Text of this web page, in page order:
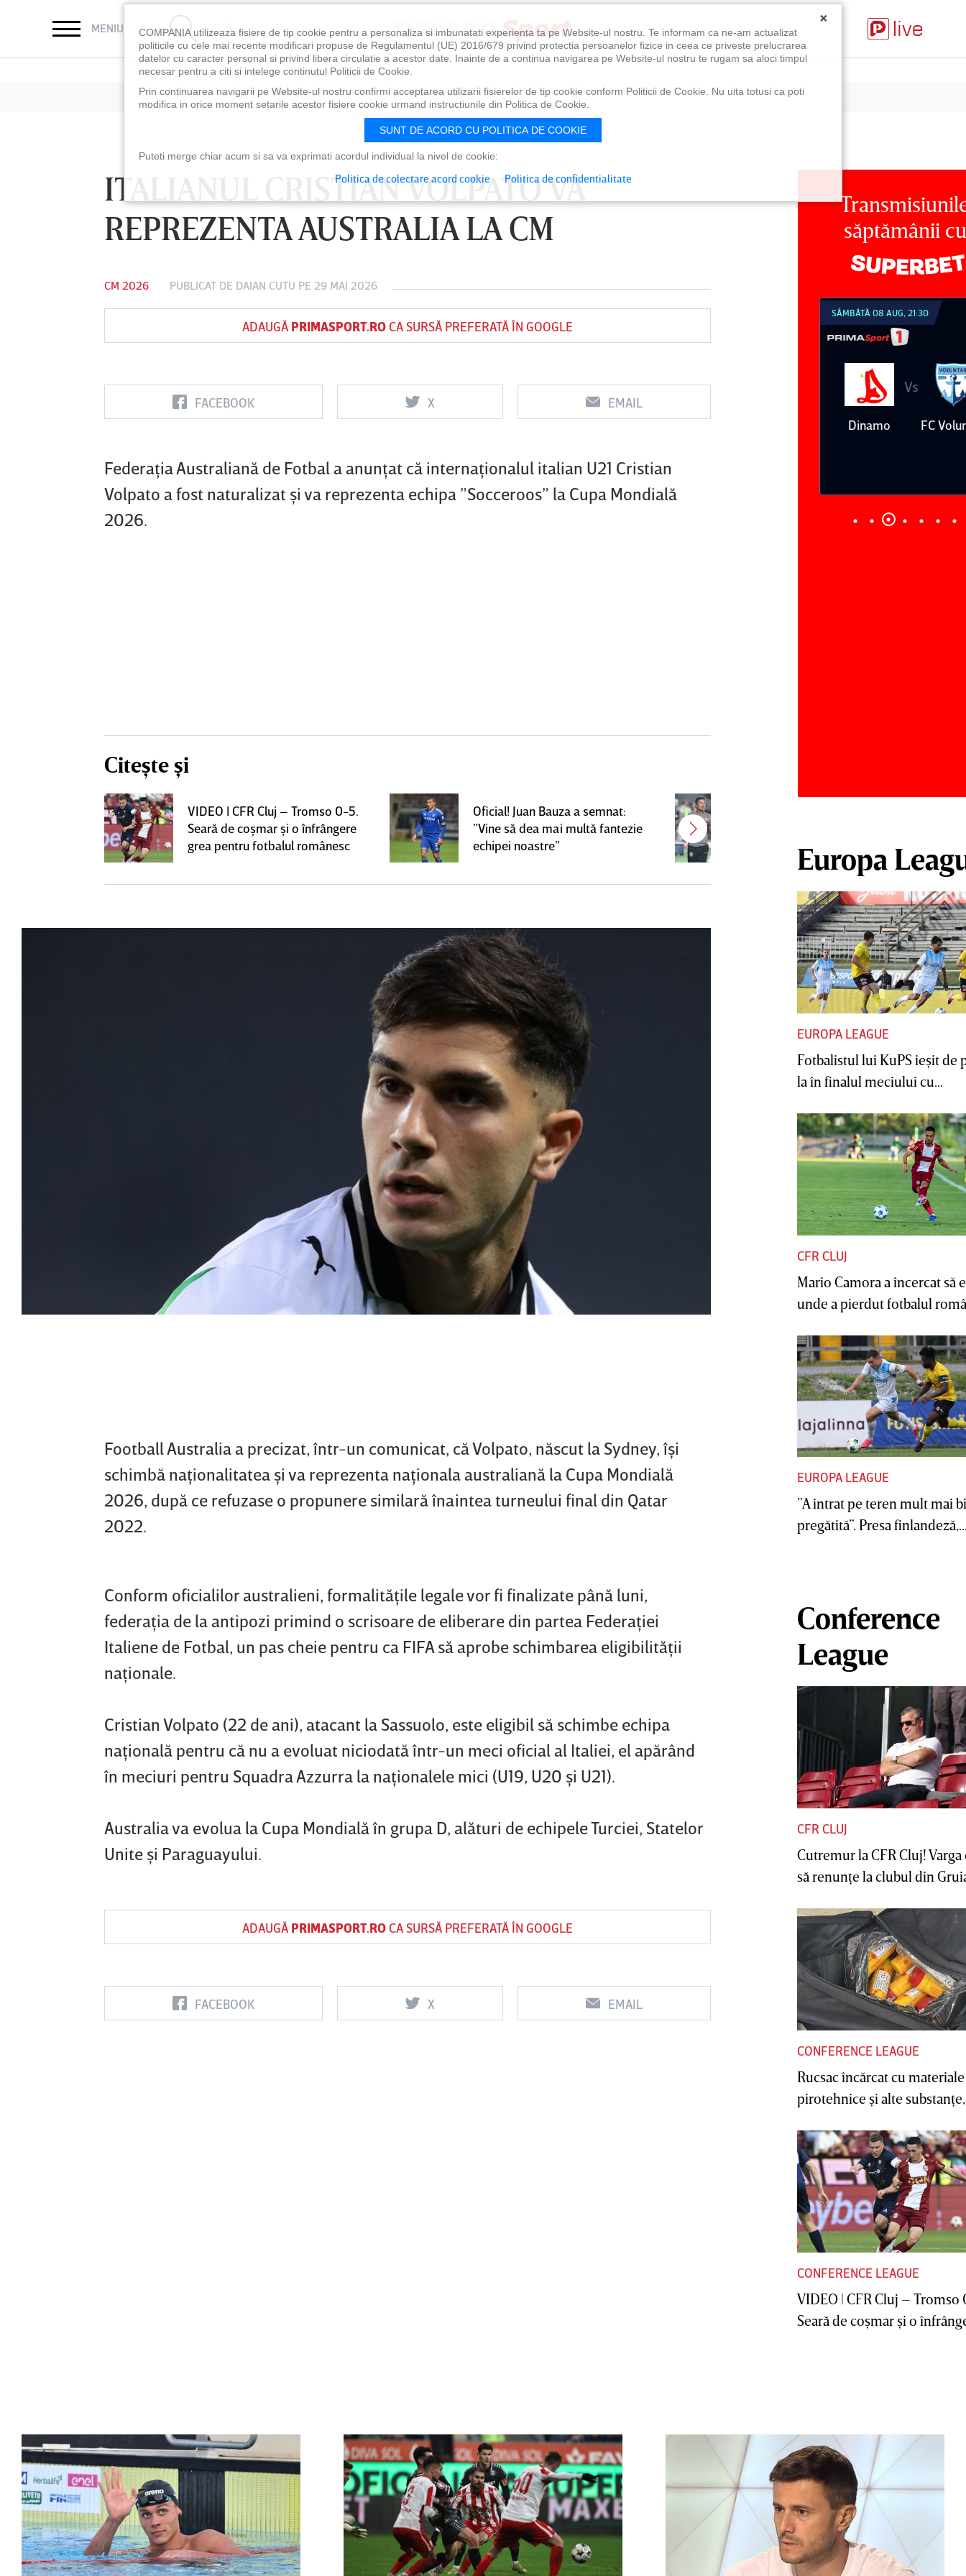
MENIU CAUTĂ
ITALIANUL CRISTIAN VOLPATO VA
REPREZENTA AUSTRALIA LA CM
CM 2026 PUBLICAT DE DAIAN CUTU PE 29 MAI 2026
ADAUGĂ PRIMASPORT.ROCA SURSĂ PREFERATĂ ÎN GOOGLE
FACEBOOK X EMAIL
Federaţia Australiană de Fotbal a anunţat că internaţionalul italian U21 Cristian
Volpato a fost naturalizat şi va reprezenta echipa ”Socceroos” la Cupa Mondială
2026.
Citește și
VIDEO | CFR Cluj – Tromso 0-5.
Seară de coşmar şi o înfrângere
grea pentru fotbalul românesc
Oficial! Juan Bauza a semnat:
”Vine să dea mai multă fantezie
echipei noastre”
CFR Cluj ar putea fi OUT
Football Australia a precizat, într-un comunicat, că Volpato, născut la Sydney, îşi
schimbă naţionalitatea şi va reprezenta naţionala australiană la Cupa Mondială
2026, după ce refuzase o propunere similară înaintea turneului final din Qatar
2022.
Conform oficialilor australieni, formalităţile legale vor fi finalizate până luni,
federaţia de la antipozi primind o scrisoare de eliberare din partea Federaţiei
Italiene de Fotbal, un pas cheie pentru ca FIFA să aprobe schimbarea eligibilităţii
naţionale.
Cristian Volpato (22 de ani), atacant la Sassuolo, este eligibil să schimbe echipa
naţională pentru că nu a evoluat niciodată într-un meci oficial al Italiei, el apărând
în meciuri pentru Squadra Azzurra la naţionalele mici (U19, U20 şi U21).
Australia va evolua la Cupa Mondială în grupa D, alături de echipele Turciei, Statelor
Unite şi Paraguayului.
ADAUGĂ PRIMASPORT.ROCA SURSĂ PREFERATĂ ÎN GOOGLE
FACEBOOK X EMAIL
săptămânii cu
LUNI 10 AUG, 18:30
Vs
LUNI 10 AUG, 21:30
Vs
VINERI 07 AUG, 21:00
Vs
SÂMBĂTĂ 08 AUG, 18:30
Vs
SÂMBĂTĂ 08 AUG, 21:30
Dinamo
Vs
FC
Europa
EUROPA LEAGUE
Fotbalistul lui KuPS ieşit de
la în finalul meciului cu...
CFR CLUJ
Mario Camora a încercat să
unde a pierdut fotbalul
EUROPA LEAGUE
”A intrat pe teren mult mai
pregătită”. Presa
Conference
League
CFR CLUJ
Cutremur la CFR Cluj! Varga
să renunţe la clubul din
CONFERENCE LEAGUE
Rucsac încărcat cu materiale
pirotehnice şi alte substanţe,
CONFERENCE LEAGUE
VIDEO | CFR Cluj – Tromso
Seară de coşmar şi o
×
COMPANIA utilizeaza fisiere de tip cookie pentru a personaliza si imbunatati experienta ta pe Website-ul nostru. Te informam ca ne-am actualizat
politicile cu cele mai recente modificari propuse de Regulamentul (UE) 2016/679 privind protectia persoanelor fizice in ceea ce priveste prelucrarea
datelor cu caracter personal si privind libera circulatie a acestor date. Inainte de a continua navigarea pe Website-ul nostru te rugam sa aloci timpul
necesar pentru a citi si intelege continutul Politicii de Cookie.
Prin continuarea navigarii pe Website-ul nostru confirmi acceptarea utilizarii fisierelor de tip cookie conform Politicii de Cookie. Nu uita totusi ca poti
modifica in orice moment setarile acestor fisiere cookie urmand instructiunile din Politica de Cookie.
SUNT DE ACORD CU POLITICA DE COOKIE
Puteti merge chiar acum si sa va exprimati acordul individual la nivel de cookie:
Politica de colectare acord cookie Politica de confidentialitate